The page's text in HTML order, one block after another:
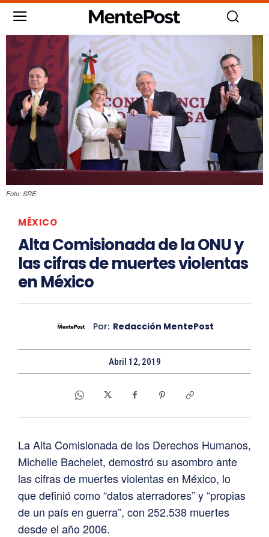
Foto: SRE.
MÉXICO
Alta Comisionada de la ONU y
las cifras de muertes violentas
en México
Por: Redacción MentePost
Abril 12, 2019
La Alta Comisionada de los Derechos Humanos,
Michelle Bachelet, demostró su asombro ante
las cifras de muertes violentas en México, lo
que definió como “datos aterradores” y “propias
de un país en guerra”, con 252.538 muertes
desde el año 2006.